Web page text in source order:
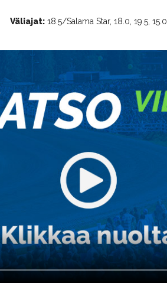
Väliajat: 18.5/Salama Star, 18.0, 19.5, 15.0